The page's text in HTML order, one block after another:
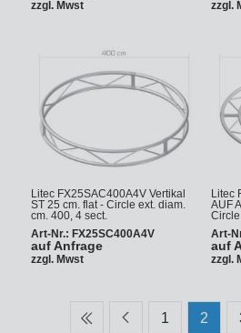
zzgl. Mwst zzgl.
Litec FX25SAC400A4V Vertikal
ST 25 cm. flat - Circle ext. diam.
cm. 400, 4 sect.
Art-Nr.: FX25SC400A4V
auf Anfrage
zzgl. Mwst
Litec
AUF
Art-
auf
zzgl.
1 2